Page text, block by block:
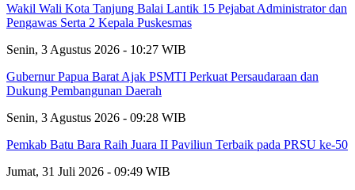
Wakil Wali Kota Tanjung Balai Lantik 15 Pejabat Administrator dan
Pengawas Serta 2 Kepala Puskesmas
Senin, 3 Agustus 2026 - 10:27 WIB
Gubernur Papua Barat Ajak PSMTI Perkuat Persaudaraan dan
Dukung Pembangunan Daerah
Senin, 3 Agustus 2026 - 09:28 WIB
Pemkab Batu Bara Raih Juara II Paviliun Terbaik pada PRSU ke-50
Jumat, 31 Juli 2026 - 09:49 WIB